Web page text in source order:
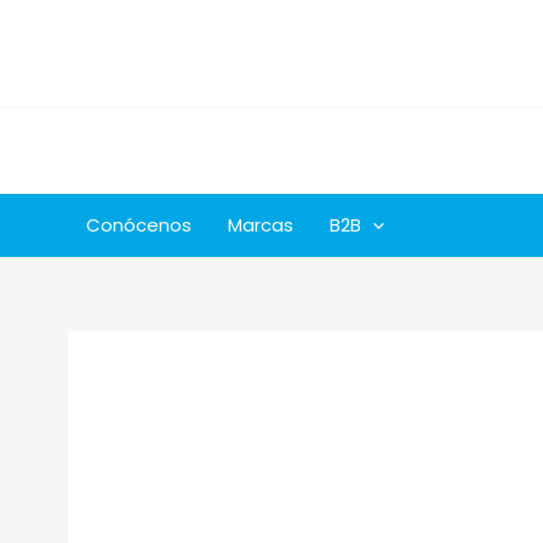
Conócenos Marcas B2B